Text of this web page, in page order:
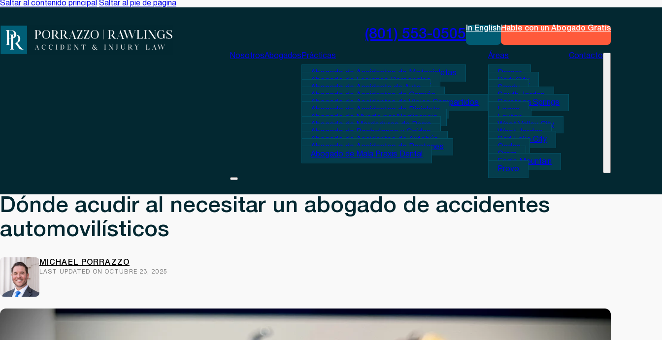
Saltar al contenido principal Saltar al pie de página
(801) 553-0505In EnglishHable con un Abogado Gratis
NosotrosAbogados Prácticas
Abogado de Accidentes de Motocicletas
Abogado de Lesiones Personales
Abogado de Accidente de Auto
Abogado de Accidentes de Camión
Abogado de Accidentes de Viajes Compartidos
Abogado de Accidentes de Bicicleta
Abogado de Muerte por Negligencia
Abogado de Mordeduras de Perro
Abogado de Resbalones y Caídas
Abogado de Accidentes de Autobús
Abogado de Accidentes de Peatones
Abogado de Mala Praxis Dental
Áreas
Draper
Park City
Sandy
South Jordan
Saratoga Springs
Logan
Layton
West Valley City
West Jordan
Salt Lake City
Ogden
Orem
Eagle Mountain
Provo
Contacto
Dónde acudir al necesitar un abogado de accidentes
automovilísticos
MICHAEL PORRAZZO
LAST UPDATED ON OCTUBRE 23, 2025